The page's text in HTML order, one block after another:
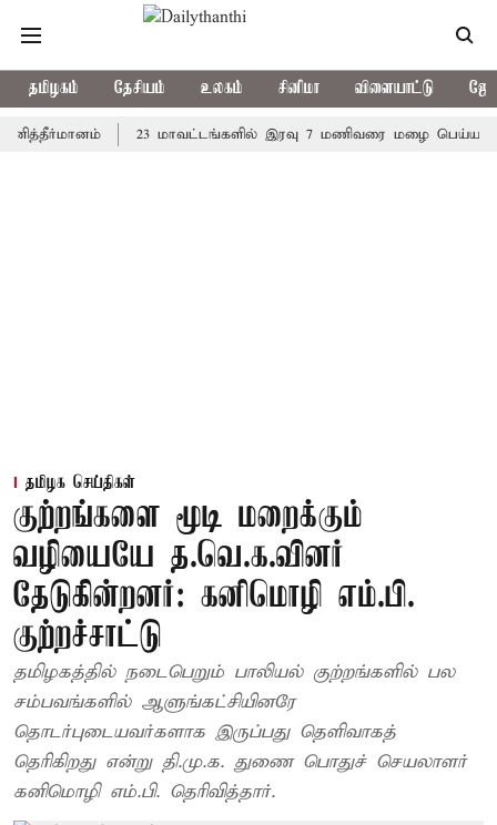
தமிழகம் தேசியம் உலகம் சினிமா விளையாட்டு
23 மாவட்டங்களில் இரவு 7 மணிவரை மழை பெய்ய வாய்ப்பு
தமிழக செய்திகள்
குற்றங்களை மூடி மறைக்கும்
வழியையே த.வெ.க.வினர்
தேடுகின்றனர்: கனிமொழி எம்.பி.
குற்றச்சாட்டு
தமிழகத்தில் நடைபெறும் பாலியல் குற்றங்களில் பல
சம்பவங்களில் ஆளுங்கட்சியினரே
தொடர்புடையவர்களாக இருப்பது தெளிவாகத்
தெரிகிறது என்று தி.மு.க. துணை பொதுச் செயலாளர்
கனிமொழி எம்.பி. தெரிவித்தார்.